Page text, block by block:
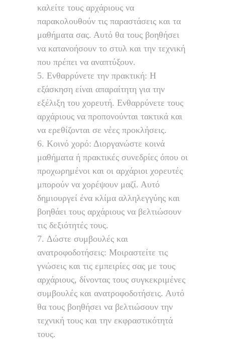
καλείτε τους αρχάριους να
παρακολουθούν τις παραστάσεις και τα
μαθήματα σας. Αυτό θα τους βοηθήσει
να κατανοήσουν το στυλ και την τεχνική
που πρέπει να αναπτύξουν.
Ενθαρρύνετε την πρακτική: Η
εξάσκηση είναι απαραίτητη για την
εξέλιξη του χορευτή. Ενθαρρύνετε τους
αρχάριους να προπονούνται τακτικά και
να ερεθίζονται σε νέες προκλήσεις.
Κοινό χορό: Διοργανώστε κοινά
μαθήματα ή πρακτικές συνεδρίες όπου οι
προχωρημένοι και οι αρχάριοι χορευτές
μπορούν να χορέψουν μαζί. Αυτό
δημιουργεί ένα κλίμα αλληλεγγύης και
βοηθάει τους αρχάριους να βελτιώσουν
τις δεξιότητές τους.
Δώστε συμβουλές και
ανατροφοδοτήσεις: Μοιραστείτε τις
γνώσεις και τις εμπειρίες σας με τους
αρχάριους, δίνοντας τους συγκεκριμένες
συμβουλές και ανατροφοδοτήσεις. Αυτό
θα τους βοηθήσει να βελτιώσουν την
τεχνική τους και την εκφραστικότητά
τους.